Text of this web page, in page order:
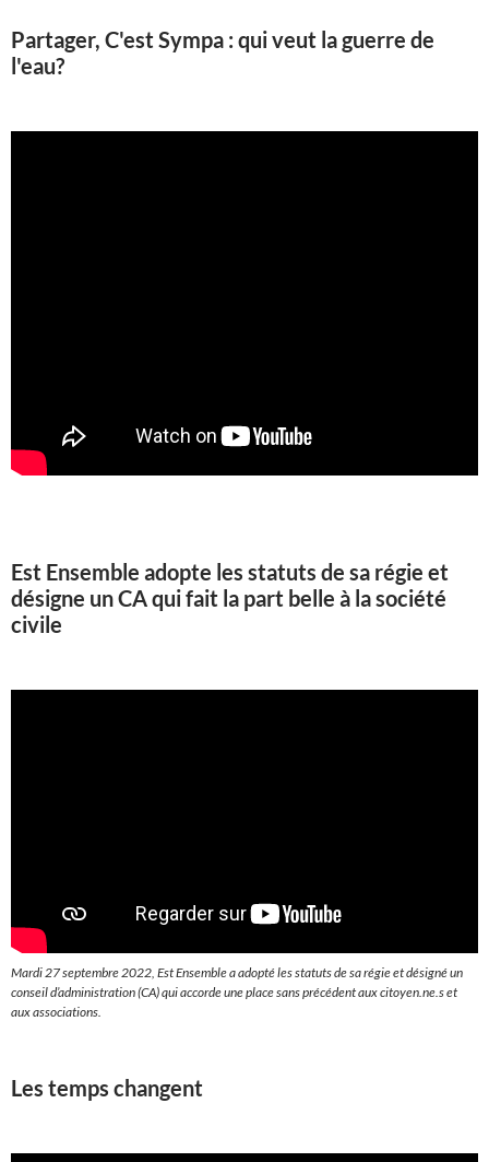
Partager, C'est Sympa : qui veut la guerre de
l'eau?
Est Ensemble adopte les statuts de sa régie et
désigne un CA qui fait la part belle à la société
civile
Mardi 27 septembre 2022, Est Ensemble a adopté les statuts de sa régie et désigné un
conseil d’administration (CA) qui accorde une place sans précédent aux citoyen.ne.s et
aux associations.
Les temps changent